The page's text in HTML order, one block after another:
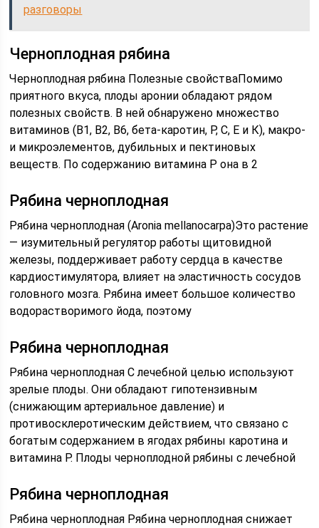
разговоры
Черноплодная рябина
Черноплодная рябина Полезные свойстваПомимо
приятного вкуса, плоды аронии обладают рядом
полезных свойств. В ней обнаружено множество
витаминов (В1, В2, В6, бета-каротин, Р, С, Е и К), макро-
и микроэлементов, дубильных и пектиновых
веществ. По содержанию витамина Р она в 2
Рябина черноплодная
Рябина черноплодная (Aronia mellanocarpa)Это растение
— изумительный регулятор работы щитовидной
железы, поддерживает работу сердца в качестве
кардиостимулятора, влияет на эластичность сосудов
головного мозга. Рябина имеет большое количество
водорастворимого йода, поэтому
Рябина черноплодная
Рябина черноплодная С лечебной целью используют
зрелые плоды. Они обладают гипотензивным
(снижающим артериальное давление) и
противосклеротическим действием, что связано с
богатым содержанием в ягодах рябины каротина и
витамина Р. Плоды черноплодной рябины с лечебной
Рябина черноплодная
Рябина черноплодная Рябина черноплодная снижает